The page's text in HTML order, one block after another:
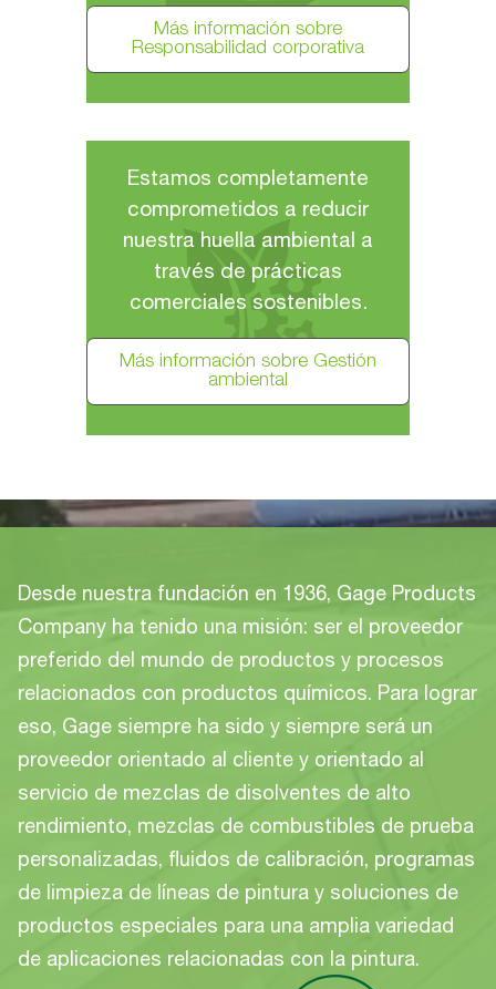
Más información sobre
Responsabilidad corporativa
GESTIÓN AMBIENTAL
Estamos completamente
comprometidos a reducir
nuestra huella ambiental a
través de prácticas
comerciales sostenibles.
Más información sobre Gestión
ambiental
Desde nuestra fundación en 1936, Gage Products
Company ha tenido una misión: ser el proveedor
preferido del mundo de productos y procesos
relacionados con productos químicos. Para lograr
eso, Gage siempre ha sido y siempre será un
proveedor orientado al cliente y orientado al
servicio de mezclas de disolventes de alto
rendimiento, mezclas de combustibles de prueba
personalizadas, fluidos de calibración, programas
de limpieza de líneas de pintura y soluciones de
productos especiales para una amplia variedad
de aplicaciones relacionadas con la pintura.